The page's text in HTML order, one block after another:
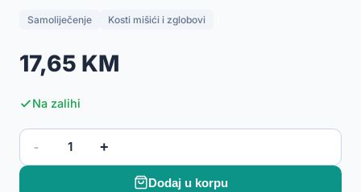
Samoliječenje Kosti mišići i zglobovi
17,65 KM
Na zalihi
- 1 +
Dodaj u korpu